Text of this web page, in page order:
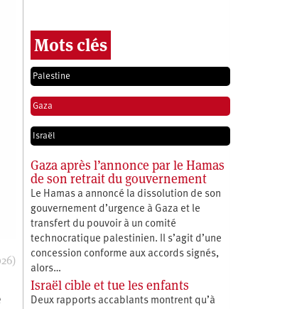
Mots clés
Palestine
Gaza
Israël
Gaza après l’annonce par le Hamas
de son retrait du gouvernement
Le Hamas a annoncé la dissolution de son
gouvernement d’urgence à Gaza et le
transfert du pouvoir à un comité
technocratique palestinien. Il s’agit d’une
concession conforme aux accords signés,
alors…
Israël cible et tue les enfants
Deux rapports accablants montrent qu’à